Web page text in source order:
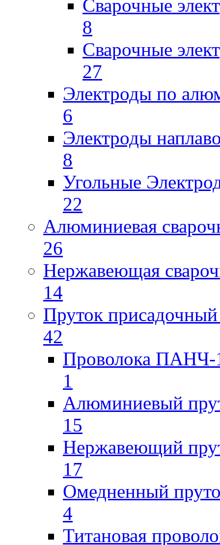
Сварочные
8
Сварочные
27
Электроды по
6
Электроды
8
Угольные
22
Алюминиевая
26
Нержавеющая
14
Пруток
42
Проволока ПАНЧ-
1
Алюминиевый
15
Нержавеющий
17
Омедненный
4
Титановая